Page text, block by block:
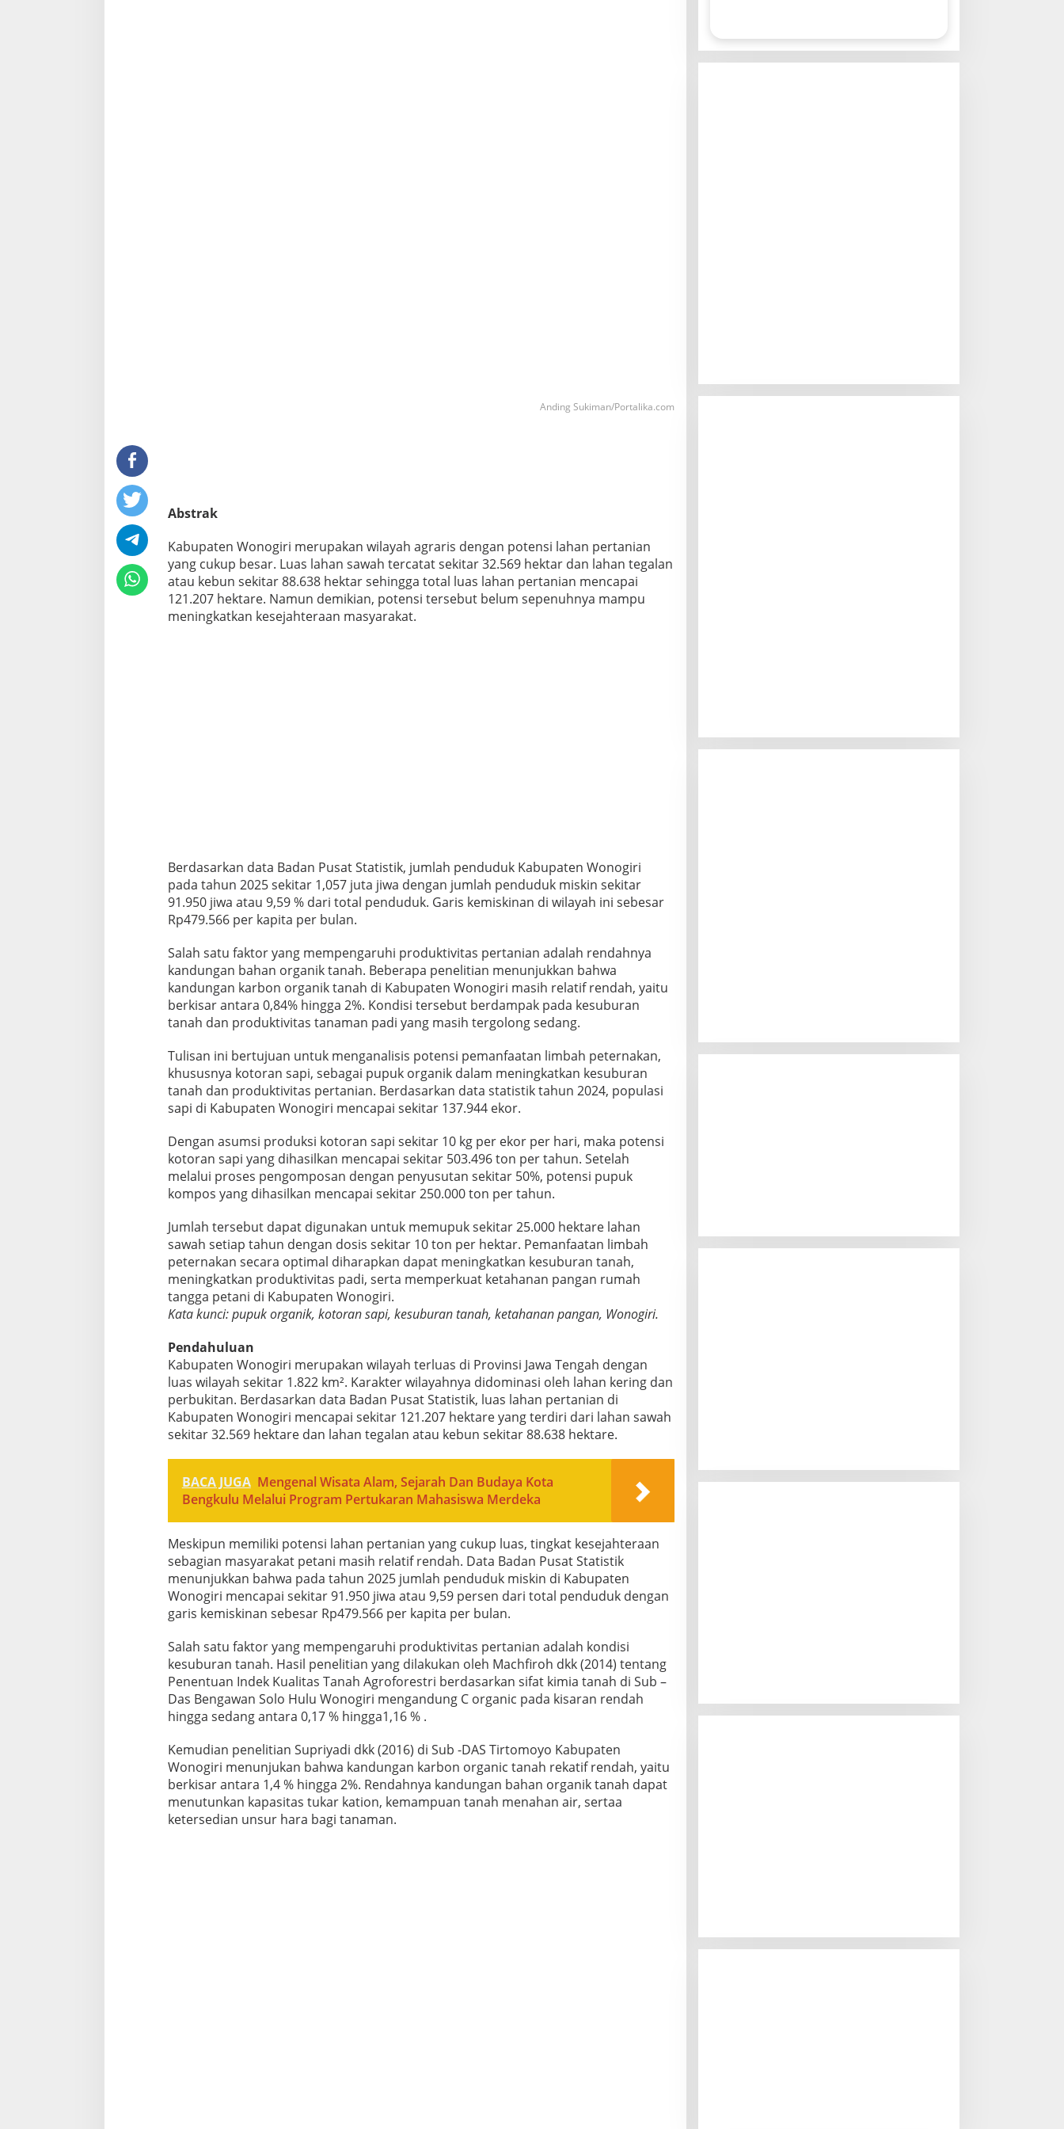
Anding Sukiman/Portalika.com
Abstrak
Kabupaten Wonogiri merupakan wilayah agraris dengan potensi lahan pertanian
yang cukup besar. Luas lahan sawah tercatat sekitar 32.569 hektar dan lahan tegalan
atau kebun sekitar 88.638 hektar sehingga total luas lahan pertanian mencapai
121.207 hektare. Namun demikian, potensi tersebut belum sepenuhnya mampu
meningkatkan kesejahteraan masyarakat.
Berdasarkan data Badan Pusat Statistik, jumlah penduduk Kabupaten Wonogiri
pada tahun 2025 sekitar 1,057 juta jiwa dengan jumlah penduduk miskin sekitar
91.950 jiwa atau 9,59 % dari total penduduk. Garis kemiskinan di wilayah ini sebesar
Rp479.566 per kapita per bulan.
Salah satu faktor yang mempengaruhi produktivitas pertanian adalah rendahnya
kandungan bahan organik tanah. Beberapa penelitian menunjukkan bahwa
kandungan karbon organik tanah di Kabupaten Wonogiri masih relatif rendah, yaitu
berkisar antara 0,84% hingga 2%. Kondisi tersebut berdampak pada kesuburan
tanah dan produktivitas tanaman padi yang masih tergolong sedang.
Tulisan ini bertujuan untuk menganalisis potensi pemanfaatan limbah peternakan,
khususnya kotoran sapi, sebagai pupuk organik dalam meningkatkan kesuburan
tanah dan produktivitas pertanian. Berdasarkan data statistik tahun 2024, populasi
sapi di Kabupaten Wonogiri mencapai sekitar 137.944 ekor.
Dengan asumsi produksi kotoran sapi sekitar 10 kg per ekor per hari, maka potensi
kotoran sapi yang dihasilkan mencapai sekitar 503.496 ton per tahun. Setelah
melalui proses pengomposan dengan penyusutan sekitar 50%, potensi pupuk
kompos yang dihasilkan mencapai sekitar 250.000 ton per tahun.
Jumlah tersebut dapat digunakan untuk memupuk sekitar 25.000 hektare lahan
sawah setiap tahun dengan dosis sekitar 10 ton per hektar. Pemanfaatan limbah
peternakan secara optimal diharapkan dapat meningkatkan kesuburan tanah,
meningkatkan produktivitas padi, serta memperkuat ketahanan pangan rumah
tangga petani di Kabupaten Wonogiri.
Kata kunci: pupuk organik, kotoran sapi, kesuburan tanah, ketahanan pangan, Wonogiri.
Pendahuluan
Kabupaten Wonogiri merupakan wilayah terluas di Provinsi Jawa Tengah dengan
luas wilayah sekitar 1.822 km². Karakter wilayahnya didominasi oleh lahan kering dan
perbukitan. Berdasarkan data Badan Pusat Statistik, luas lahan pertanian di
Kabupaten Wonogiri mencapai sekitar 121.207 hektare yang terdiri dari lahan sawah
sekitar 32.569 hektare dan lahan tegalan atau kebun sekitar 88.638 hektare.
BACA JUGA Mengenal Wisata Alam, Sejarah Dan Budaya Kota
Bengkulu Melalui Program Pertukaran Mahasiswa Merdeka
Meskipun memiliki potensi lahan pertanian yang cukup luas, tingkat kesejahteraan
sebagian masyarakat petani masih relatif rendah. Data Badan Pusat Statistik
menunjukkan bahwa pada tahun 2025 jumlah penduduk miskin di Kabupaten
Wonogiri mencapai sekitar 91.950 jiwa atau 9,59 persen dari total penduduk dengan
garis kemiskinan sebesar Rp479.566 per kapita per bulan.
Salah satu faktor yang mempengaruhi produktivitas pertanian adalah kondisi
kesuburan tanah. Hasil penelitian yang dilakukan oleh Machfiroh dkk (2014) tentang
Penentuan Indek Kualitas Tanah Agroforestri berdasarkan sifat kimia tanah di Sub –
Das Bengawan Solo Hulu Wonogiri mengandung C organic pada kisaran rendah
hingga sedang antara 0,17 % hingga1,16 % .
Kemudian penelitian Supriyadi dkk (2016) di Sub -DAS Tirtomoyo Kabupaten
Wonogiri menunjukan bahwa kandungan karbon organic tanah rekatif rendah, yaitu
berkisar antara 1,4 % hingga 2%. Rendahnya kandungan bahan organik tanah dapat
menutunkan kapasitas tukar kation, kemampuan tanah menahan air, sertaa
ketersedian unsur hara bagi tanaman.